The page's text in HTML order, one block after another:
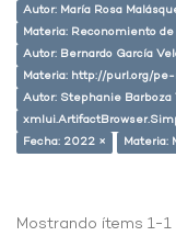
Autor: María Rosa
Materia: Reconomiento
Autor: Bernardo García
Materia: http://purl.org/
Autor: Stephanie Barboza
Fecha: 2022 ×
Materia:
Mostrando ítems 1-1